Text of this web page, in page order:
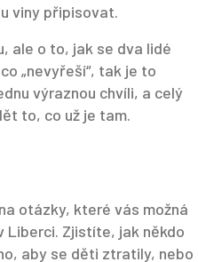
viny připisovat.
ale o to, jak se dva lidé
„nevyřeší“, tak je to
výraznou chvíli, a celý
to, co už je tam.
otázky, které vás možná
Liberci. Zjistíte, jak někdo
aby se děti ztratily, nebo